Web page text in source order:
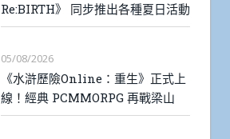
Re:BIRTH》 同步推出各種夏日活動
05/08/2026
《水滸歷險Online：重生》正式上
線！經典 PCMMORPG 再戰梁山